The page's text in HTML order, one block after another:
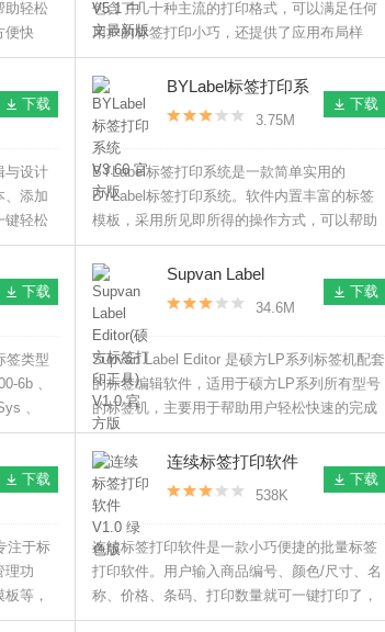
助轻松
便快
包含了几十种主流的打印格式，可以满足任何
用户的标签打印小巧，还提供了应用布局样
式，剪贴等许多工具，可以更好地编辑标签，
完成创建之后就可以连接打印机打印出来。
下载
与设计
、添加
键轻松
种模
方
BYLabel标签打印系
统 V3.66 官方版
3.75M
下载
BYLabel标签打印系统是一款简单实用的
BYLabel标签打印系统。软件内置丰富的标签
模板，采用所见即所得的操作方式，可以帮助
用户设计出各种标签，支持数据库连接，主要
用于文字、条码、图像等标签的设计和打印。
下载
签类型
6b 、
、
Wal-
Supvan Label
Editor(硕方标签打印
工具) V1.0 官方版
34.6M
下载
Supvan Label Editor 是硕方LP系列标签机配套
的标签编辑软件，适用于硕方LP系列所有型号
的标签机，主要用于帮助用户轻松快速的完成
条码标签设计及打印输出任务，用户可以自定
义编辑和打印各种标签，是硕方LP系列标签机
用户的必备软件。
下载
注于标
理功
等，
签模板
连续标签打印软件
V1.0 绿色版
538K
下载
连续标签打印软件是一款小巧便捷的批量标签
打印软件。用户输入商品编号、颜色/尺寸、名
称、价格、条码、打印数量就可一键打印了，
软件无需安装，绿色免费，操作简便。